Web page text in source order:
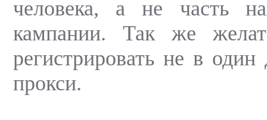
человека, а не часть
кампании. Так же
регистрировать не в
прокси.